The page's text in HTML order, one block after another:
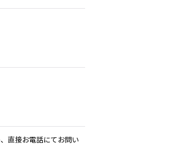
直接お電話にてお問い